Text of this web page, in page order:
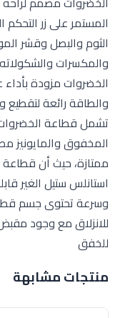
المستمر على زر التحكم
الثوم والبصل وقشر
والمكسرات
الخضروات مزودة
والطاقة رائعة
تشمل قطاعة
المخفوق والمايونيز
ممتازة، حيث أن
استانلس ستيل الغير
وسرعة تحتوى جسم
للانزلاق مع وجود
للخفق
منتجات مشابهة